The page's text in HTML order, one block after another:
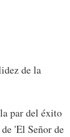
de la
par del éxito
'El Señor de